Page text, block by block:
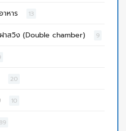
าหาร 13
สวิง (Double chamber) 9
20
10
89